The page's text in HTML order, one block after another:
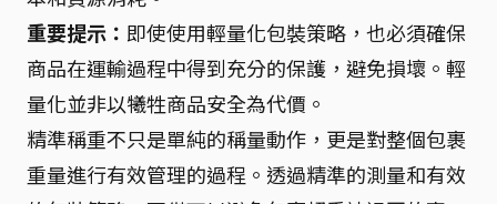
重要提示： 即使使用輕量化包裝策略，也必須確保
商品在運輸過程中得到充分的保護，避免損壞。輕
量化並非以犧牲商品安全為代價。
精準稱重不只是單純的稱量動作，更是對整個包裹
重量進行有效管理的過程。透過精準的測量和有效